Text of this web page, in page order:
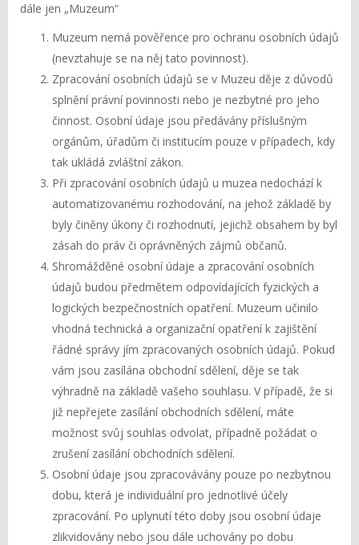
dále jen „Muzeum“
Muzeum nemá pověřence pro ochranu osobních údajů
(nevztahuje se na něj tato povinnost).
Zpracování osobních údajů se v Muzeu děje z důvodů
splnění právní povinnosti nebo je nezbytné pro jeho
činnost. Osobní údaje jsou předávány příslušným
orgánům, úřadům či institucím pouze v případech, kdy
tak ukládá zvláštní zákon.
Při zpracování osobních údajů u muzea nedochází k
automatizovanému rozhodování, na jehož základě by
byly činěny úkony či rozhodnutí, jejichž obsahem by byl
zásah do práv či oprávněných zájmů občanů.
Shromážděné osobní údaje a zpracování osobních
údajů budou předmětem odpovídajících fyzických a
logických bezpečnostních opatření. Muzeum učinilo
vhodná technická a organizační opatření k zajištění
řádné správy jím zpracovaných osobních údajů. Pokud
vám jsou zasílána obchodní sdělení, děje se tak
výhradně na základě vašeho souhlasu. V případě, že si
již nepřejete zasílání obchodních sdělení, máte
možnost svůj souhlas odvolat, případně požádat o
zrušení zasílání obchodních sdělení.
Osobní údaje jsou zpracovávány pouze po nezbytnou
dobu, která je individuální pro jednotlivé účely
zpracování. Po uplynutí této doby jsou osobní údaje
zlikvidovány nebo jsou dále uchovány po dobu